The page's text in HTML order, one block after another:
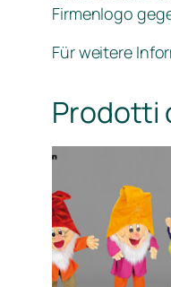
Firmenlogo
Für weitere
Prodotti